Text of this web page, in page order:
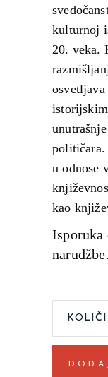
kulturnoj
20. veka.
političara.
u odnose
kao
Isporuka
narudžbe.